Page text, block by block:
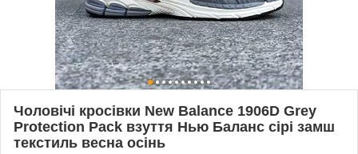
Чоловічі кросівки New Balance 1906D Grey
Protection Pack взуття Нью Баланс сірі замш
текстиль весна осінь